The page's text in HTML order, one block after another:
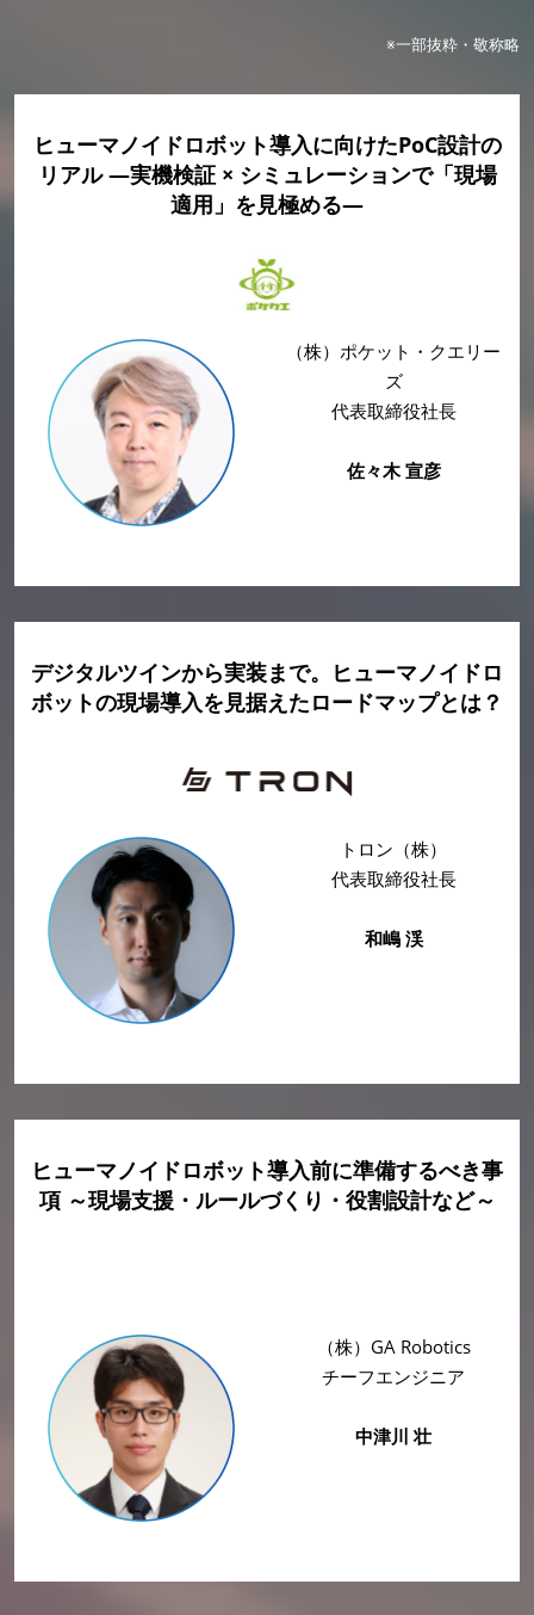
※一部抜粋・敬称略
ヒューマノイドロボット導入に向けたPoC設計の
リアル ―実機検証 × シミュレーションで「現場
適用」を見極める―
（株）ポケット・クエリー
ズ
代表取締役社長
佐々木 宣彦
デジタルツインから実装まで。ヒューマノイドロ
ボットの現場導入を見据えたロードマップとは？
トロン（株）
代表取締役社長
和嶋 渓
ヒューマノイドロボット導入前に準備するべき事
項 ～現場支援・ルールづくり・役割設計など～
（株）GA Robotics
チーフエンジニア
中津川 壮